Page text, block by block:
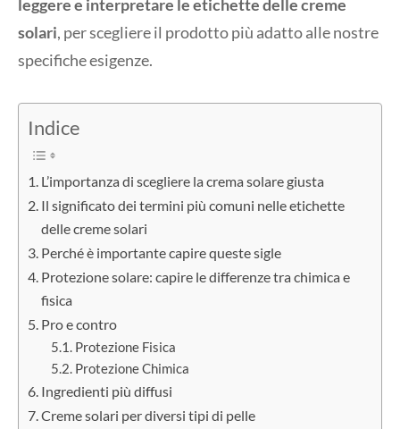
leggere e interpretare le etichette delle creme
solari, per scegliere il prodotto più adatto alle nostre
specifiche esigenze.
Indice
L’importanza di scegliere la crema solare giusta
Il significato dei termini più comuni nelle etichette
delle creme solari
Perché è importante capire queste sigle
Protezione solare: capire le differenze tra chimica e
fisica
Pro e contro
Protezione Fisica
Protezione Chimica
Ingredienti più diffusi
Creme solari per diversi tipi di pelle